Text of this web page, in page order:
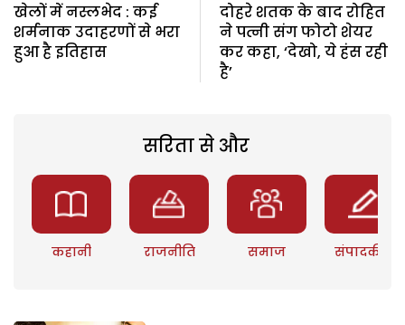
खेलों में नस्लभेद : कई
शर्मनाक उदाहरणों से भरा
हुआ है इतिहास
दोहरे शतक के बाद रोहित
ने पत्नी संग फोटो शेयर
कर कहा, ‘देखो, ये हंस रही
है’
सरिता से और
कहानी राजनीति समाज संपादकीय